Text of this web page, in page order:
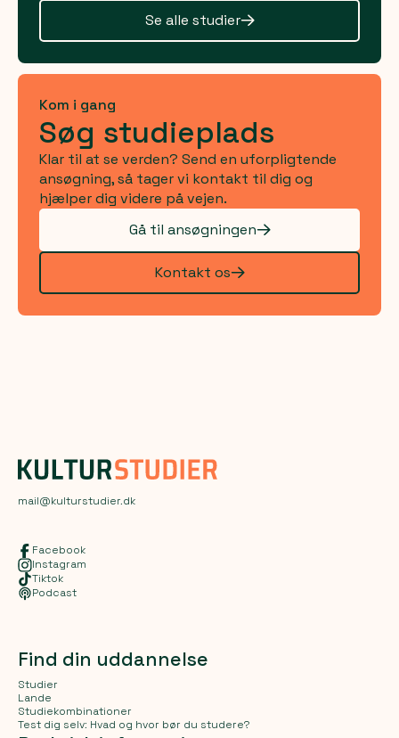
Se alle studier
Kom i gang
Søg studieplads
Klar til at se verden? Send en uforpligtende
ansøgning, så tager vi kontakt til dig og
hjælper dig videre på vejen.
Gå til ansøgningen
Kontakt os
mail@kulturstudier.dk
Facebook
Instagram
Tiktok
Podcast
Find din uddannelse
Studier
Lande
Studiekombinationer
Test dig selv: Hvad og hvor bør du studere?